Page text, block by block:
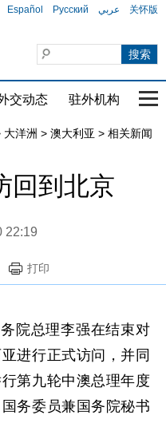
Español Русский عربي 关怀版
交动态 驻外机构 国
大洋洲 > 澳大利亚 > 相关新闻
回到北京
22:19
打印
院总理李强在结束对
进行正式访问，并同
第九轮中澳总理年度
务委员兼国务院秘书